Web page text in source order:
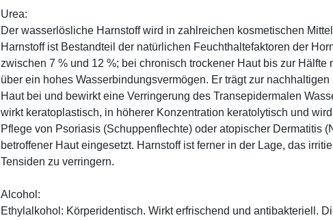
Urea:
Der wasserlösliche Harnstoff wird in zahlreichen kosmetischen
Harnstoff ist Bestandteil der natürlichen Feuchthaltefaktoren der
zwischen 7 % und 12 %; bei chronisch trockener Haut bis zur Hälfte
über ein hohes Wasserbindungsvermögen. Er trägt zur
Haut bei und bewirkt eine Verringerung des Transepidermalen
wirkt keratoplastisch, in höherer Konzentration keratolytisch und
Pflege von Psoriasis (Schuppenflechte) oder atopischer Dermatitis
betroffener Haut eingesetzt. Harnstoff ist ferner in der Lage, das
Tensiden zu verringern.
Alcohol:
Ethylalkohol: Körperidentisch. Wirkt erfrischend und antibakteriell.